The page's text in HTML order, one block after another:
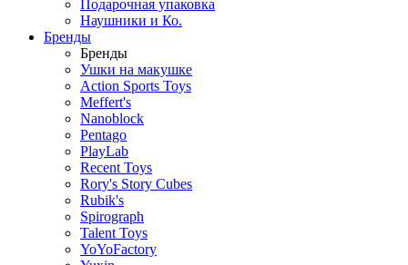
Подарочная упаковка
Наушники и Ко.
Бренды
Бренды
Ушки на макушке
Action Sports Toys
Meffert's
Nanoblock
Pentago
PlayLab
Recent Toys
Rory's Story Cubes
Rubik's
Spirograph
Talent Toys
YoYoFactory